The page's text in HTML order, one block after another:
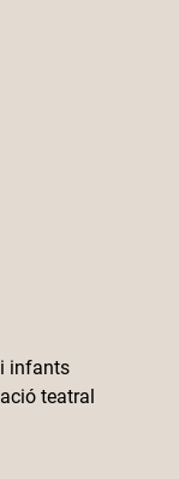
infants
teatral